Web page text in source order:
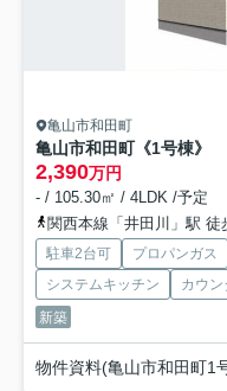
亀山市和田町
亀山市和田町《1号棟》
2,390万円
- / 105.30㎡ / 4LDK /予定
関西本線「井田川」駅 徒
駐車2台可 プロパンガス
システムキッチン
カウ
新築
物件資料(亀山市和田町1